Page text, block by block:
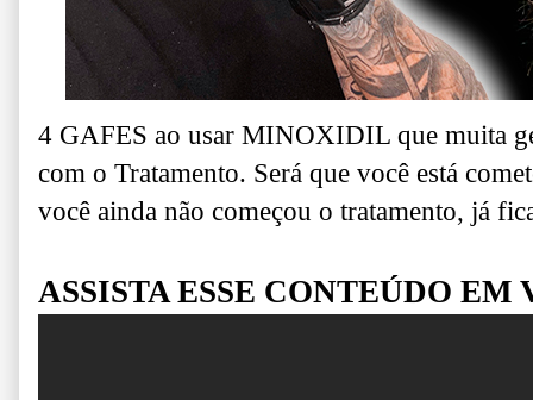
4 GAFES ao usar MINOXIDIL que muita
com o Tratamento. Será que você está
você ainda não começou o tratamento, já
ASSISTA ESSE CONTEÚDO EM